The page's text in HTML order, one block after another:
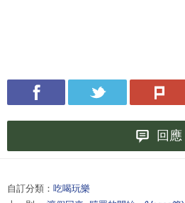
回應
自訂分類： 吃喝玩樂